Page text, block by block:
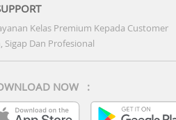
Kelas Premium Kepada Customer
Sigap Dan Profesional
NOW :